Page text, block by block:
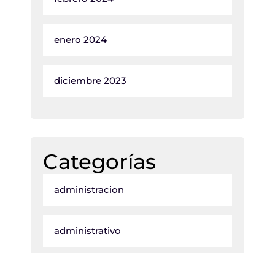
enero 2024
diciembre 2023
Categorías
administracion
administrativo